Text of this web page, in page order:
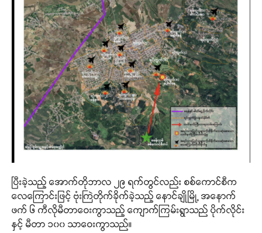
ပြီးခဲ့သည့် အောက်တိုဘာလ ၂၉ ရက်တွင်လည်း စစ်ကောင်စီက
လေကြောင်းဖြင့် ဗုံးကြဲတိုက်ခိုက်ခဲ့သည့် နောင်ချိုမြို့ အနောက်
ဖက် ၆ ကီလိုမီတာဝေးကွာသည့် ကျောက်ကြမ်းရွာသည် ပိုက်လိုင်း
နှင့် မီတာ ၁၀၀ သာဝေးကွာသည်။